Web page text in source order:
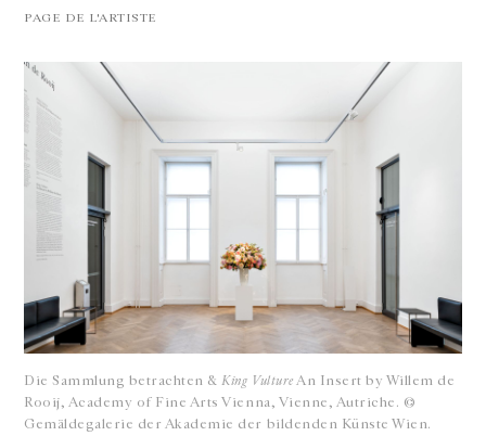
Die Sammlung betrachten &King VultureAn Insert by Willem de
Rooij, Academy of Fine Arts Vienna, Vienne, Autriche. ©
Gemäldegalerie der Akademie der bildenden Künste Wien.
PAGE DE L'ARTISTE